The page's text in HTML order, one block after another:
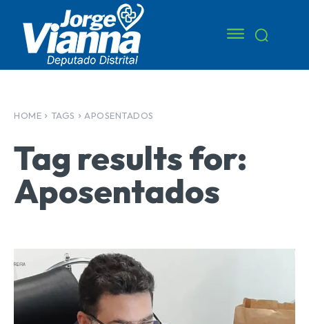
HOME TAGS APOSENTADOS
Tag results for:
Aposentados